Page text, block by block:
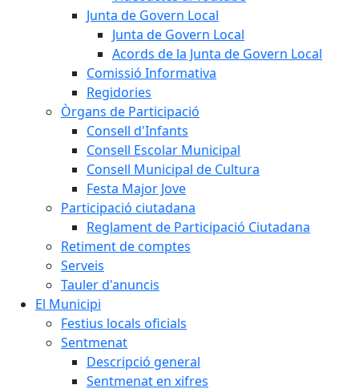
Junta de Govern Local
Junta de Govern Local
Acords de la Junta de Govern Local
Comissió Informativa
Regidories
Òrgans de Participació
Consell d'Infants
Consell Escolar Municipal
Consell Municipal de Cultura
Festa Major Jove
Participació ciutadana
Reglament de Participació Ciutadana
Retiment de comptes
Serveis
Tauler d'anuncis
El Municipi
Festius locals oficials
Sentmenat
Descripció general
Sentmenat en xifres